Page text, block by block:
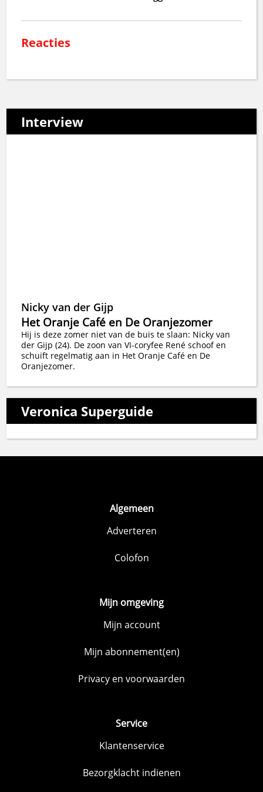
Reacties
Interview
Nicky van der Gijp
Het Oranje Café en De Oranjezomer
Hij is deze zomer niet van de buis te slaan: Nicky van
der Gijp (24). De zoon van VI-coryfee René schoof en
schuift regelmatig aan in Het Oranje Café en De
Oranjezomer.
Veronica Superguide
Algemeen
Adverteren
Colofon
Mijn omgeving
Mijn account
Mijn abonnement(en)
Privacy en voorwaarden
Service
Klantenservice
Bezorgklacht indienen